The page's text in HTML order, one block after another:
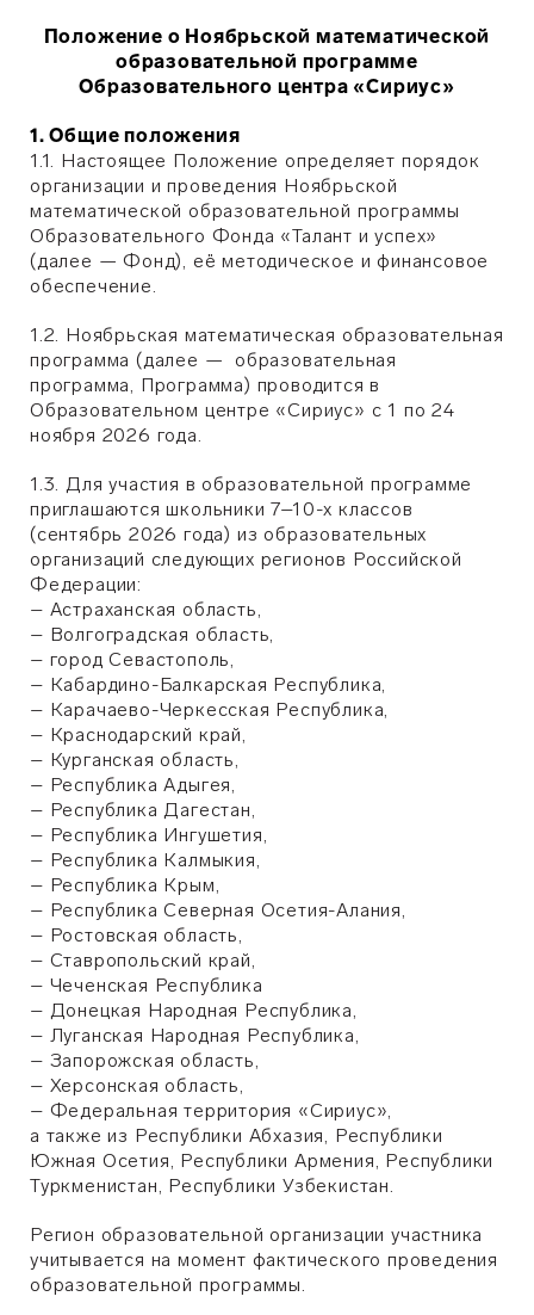
Положение о Ноябрьской математической
образовательной программе
Образовательного центра «Сириус»
1. Общие положения
1.1. Настоящее Положение определяет порядок
организации и проведения Ноябрьской
математической образовательной программы
Образовательного Фонда «Талант и успех»
(далее — Фонд), её методическое и финансовое
обеспечение.
1.2. Ноябрьская математическая образовательная
программа (далее — образовательная
программа, Программа) проводится в
Образовательном центре «Сириус» с 1 по 24
ноября 2026 года.
1.3. Для участия в образовательной программе
приглашаются школьники 7–10-х классов
(сентябрь 2026 года) из образовательных
организаций следующих регионов Российской
Федерации:
– Астраханская область,
– Волгоградская область,
– город Севастополь,
– Кабардино-Балкарская Республика,
– Карачаево-Черкесская Республика,
– Краснодарский край,
– Курганская область,
– Республика Адыгея,
– Республика Дагестан,
– Республика Ингушетия,
– Республика Калмыкия,
– Республика Крым,
– Республика Северная Осетия-Алания,
– Ростовская область,
– Ставропольский край,
– Чеченская Республика
– Донецкая Народная Республика,
– Луганская Народная Республика,
– Запорожская область,
– Херсонская область,
– Федеральная территория «Сириус»,
а также из Республики Абхазия, Республики
Южная Осетия, Республики Армения, Республики
Туркменистан, Республики Узбекистан.
Регион образовательной организации участника
учитывается на момент фактического проведения
образовательной программы.